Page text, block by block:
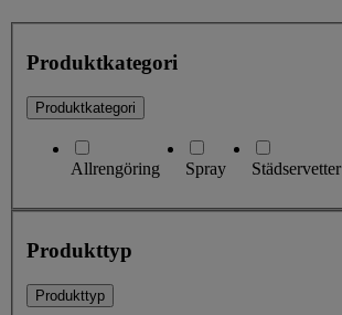
Produktkategori
Produktkategori
Allrengöring Spray Städservetter
Produkttyp
Produkttyp